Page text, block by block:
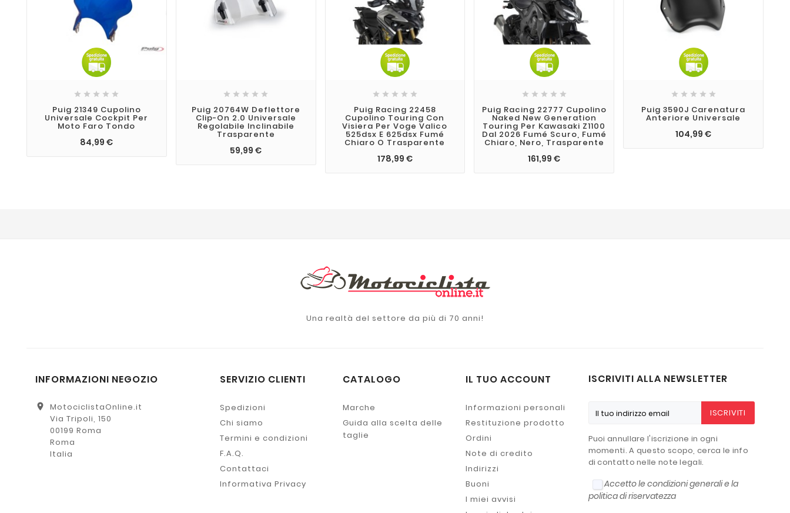
    
Puig 21349 Cupolino
Universale Cockpit Per
Moto Faro Tondo
84,99 €
    
Puig 20764W Deflettore
Clip-On 2.0 Universale
Regolabile Inclinabile
Trasparente
59,99 €
    
Puig Racing 22458
Cupolino Touring Con
Visiera Per Voge Valico
525dsx E 625dsx Fumé
Chiaro O Trasparente
178,99 €
    
Puig Racing 22777 Cupolino
Naked New Generation
Touring Per Kawasaki Z1100
Dal 2026 Fumé Scuro, Fumé
Chiaro, Nero, Trasparente
161,99 €
    
Puig 3590J Carenatura
Anteriore Universale
104,99 €
Una realtà del settore da più di 70 anni!
INFORMAZIONI NEGOZIO
location_on
MotociclistaOnline.it
Via Tripoli, 150
00199 Roma
Roma
Italia
SERVIZIO CLIENTI
Spedizioni
Chi siamo
Termini e condizioni
F.A.Q.
Contattaci
Informativa Privacy
CATALOGO
Marche
Guida alla scelta delle
taglie
IL TUO ACCOUNT
Informazioni personali
Restituzione prodotto
Ordini
Note di credito
Indirizzi
Buoni
I miei avvisi
ISCRIVITI ALLA NEWSLETTER
ISCRIVITI
Puoi annullare l'iscrizione in ogni
momenti. A questo scopo, cerca le info
di contatto nelle note legali.
Accetto le condizioni generali e la
politica di riservatezza